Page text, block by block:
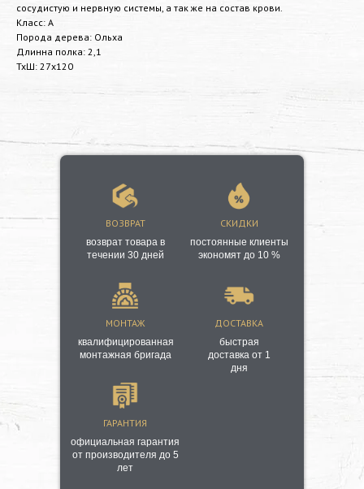
сосудистую и нервную системы, а так же на состав крови.
Класс: А
Порода дерева: Ольха
Длинна полка: 2,1
ТхШ: 27х120
ВОЗВРАТ СКИДКИ
ГАРАНТИЯ
ДОСТАВКА
МОНТАЖ
возврат товара в
течении 30 дней
постоянные клиенты
экономят до 10 %
официальная гарантия
от производителя до 5
лет
быстрая
доставка от 1
дня
квалифицированная
монтажная бригада